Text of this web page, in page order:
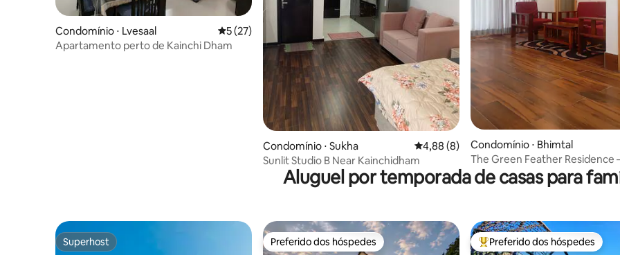
Condomínio ⋅ Lvesaal 5 de uma avaliação média de 5, 27 avaliações
5 (27)
Apartamento perto de Kainchi Dham
Condomínio ⋅ Sukha 4,88 de uma avaliação média de 5, 8
4,88 (8)
Sunlit Studio B Near Kainchidham
Condomínio ⋅ Bhimtal
The Green Feather Residence
Apartamento com 2 quartos,
cozinha
Aluguel por temporada de casas para
Superhost
Superhost Preferido dos hóspedes
Preferido dos hóspedes Entre os melhores preferidos
Preferido dos hóspedes